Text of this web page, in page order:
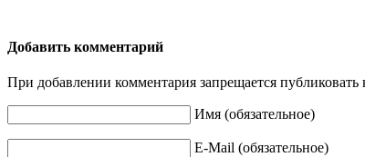
Добавить комментарий
При добавлении комментария запрещается
Имя (обязательное)
E-Mail (обязательное)